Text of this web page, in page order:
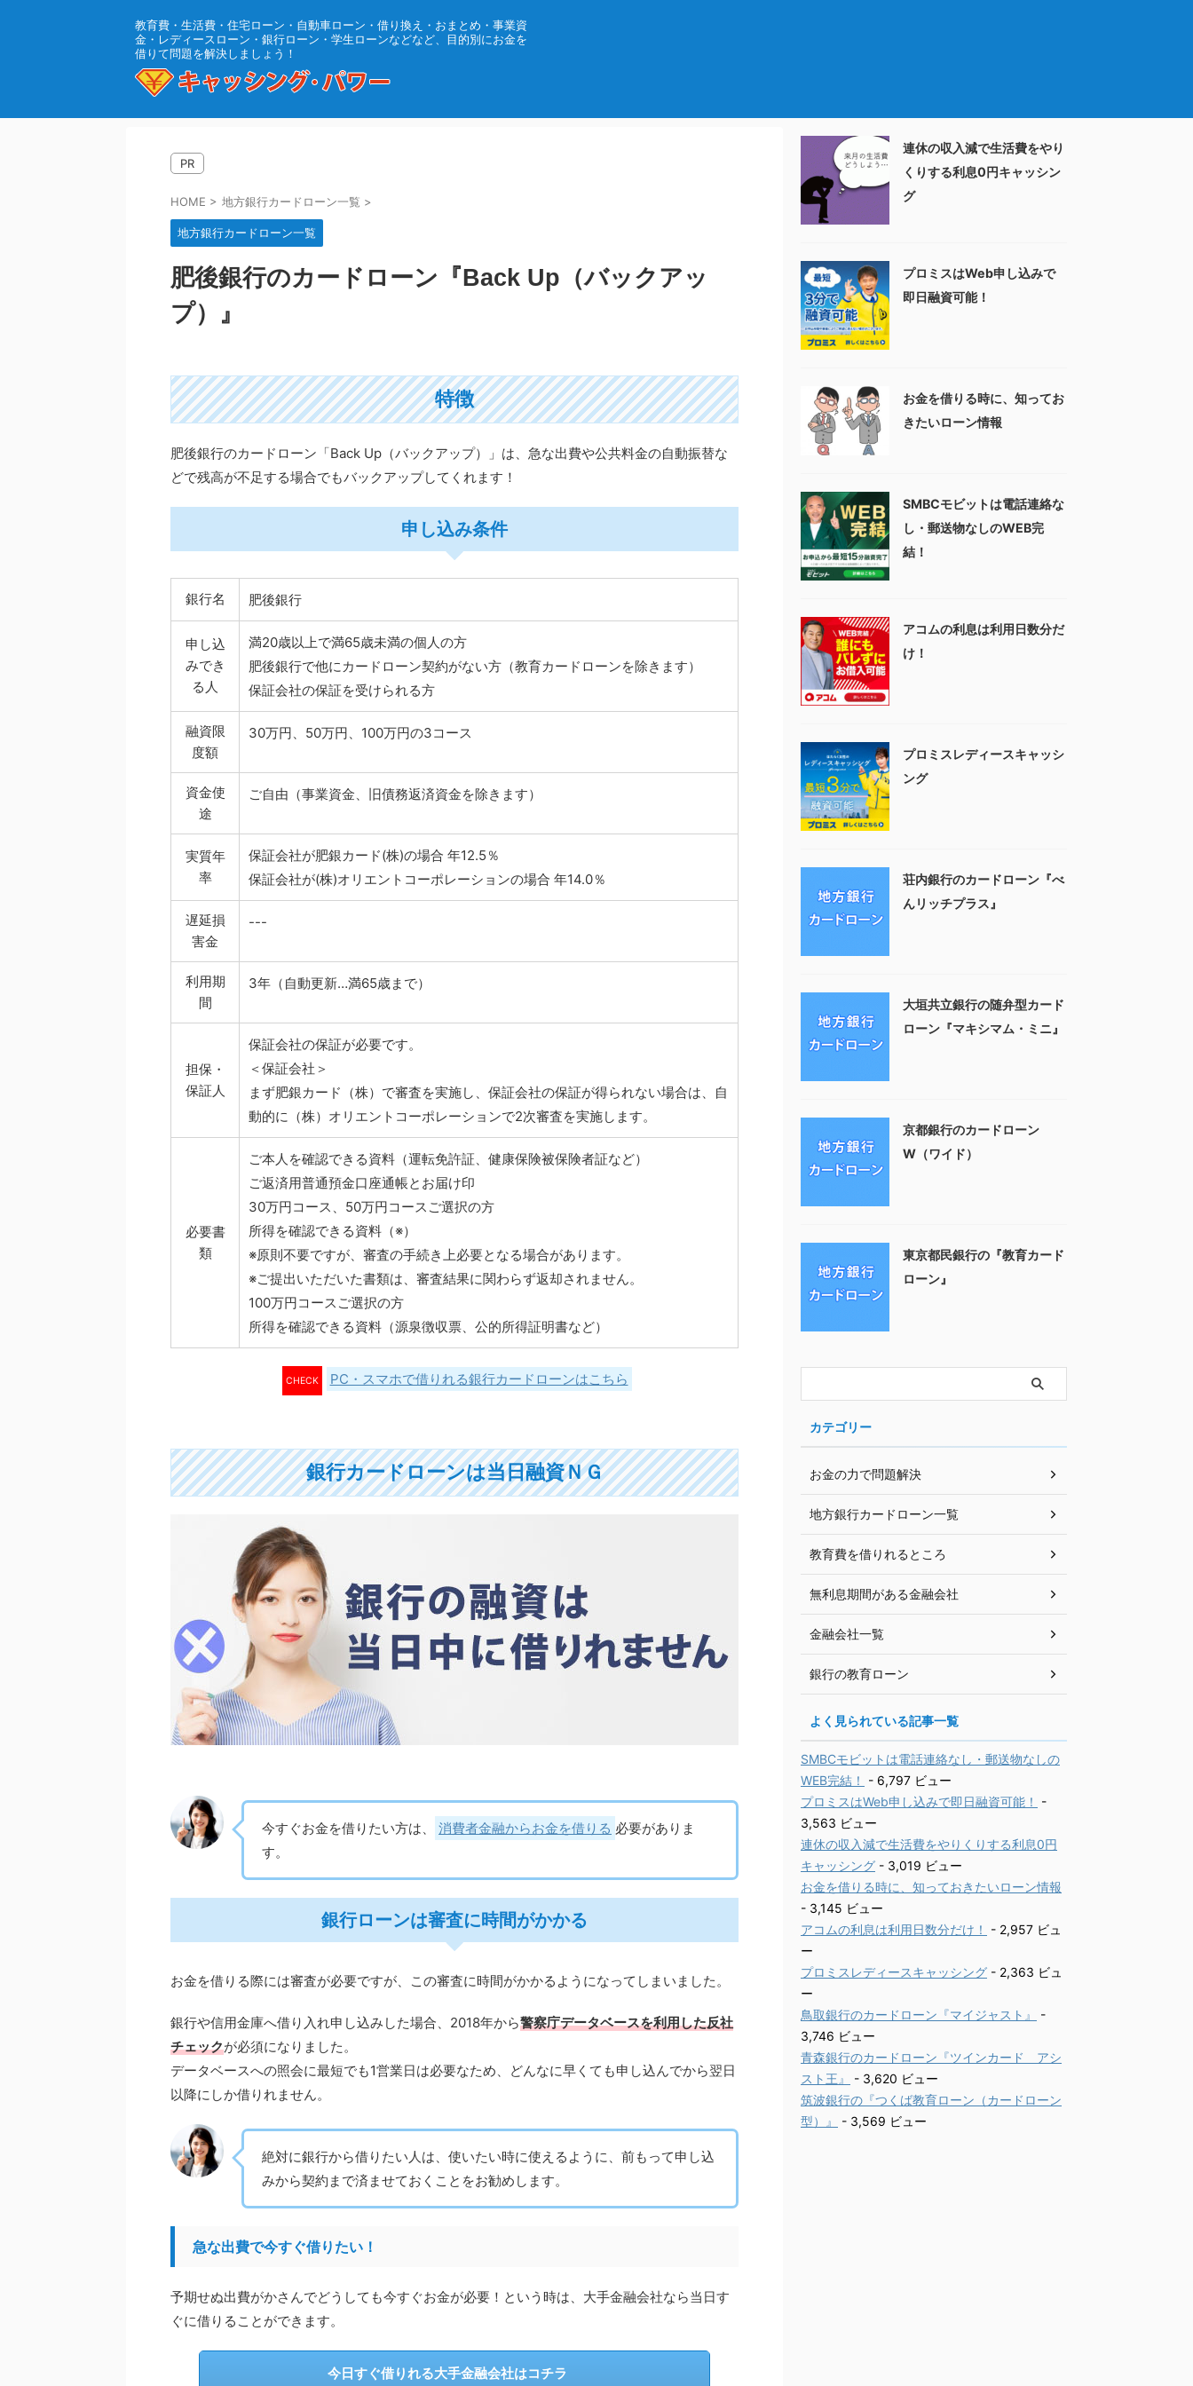
教育費・生活費・住宅ローン・自動車ローン・借り換え・おまとめ・事業資
金・レディースローン・銀行ローン・学生ローンなどなど、目的別にお金を
借りて問題を解決しましょう！
PR
HOME > 地方銀行カードローン一覧 >
地方銀行カードローン一覧
肥後銀行のカードローン『Back Up（バックアッ
プ）』
特徴
肥後銀行のカードローン「Back Up（バックアップ）」は、急な出費や公共料金の自動振替な
どで残高が不足する場合でもバックアップしてくれます！
申し込み条件
銀行名 肥後銀行
申し込
みでき
る人
満20歳以上で満65歳未満の個人の方
肥後銀行で他にカードローン契約がない方（教育カードローンを除きます）
保証会社の保証を受けられる方
融資限
度額
30万円、50万円、100万円の3コース
資金使
途
ご自由（事業資金、旧債務返済資金を除きます）
実質年
率
保証会社が肥銀カード(株)の場合 年12.5％
保証会社が(株)オリエントコーポレーションの場合 年14.0％
遅延損
害金
---
利用期
間
3年（自動更新…満65歳まで）
担保・
保証人
保証会社の保証が必要です。
＜保証会社＞
まず肥銀カード（株）で審査を実施し、保証会社の保証が得られない場合は、自
動的に（株）オリエントコーポレーションで2次審査を実施します。
必要書
類
ご本人を確認できる資料（運転免許証、健康保険被保険者証など）
ご返済用普通預金口座通帳とお届け印
30万円コース、50万円コースご選択の方
所得を確認できる資料（※）
※原則不要ですが、審査の手続き上必要となる場合があります。
※ご提出いただいた書類は、審査結果に関わらず返却されません。
100万円コースご選択の方
所得を確認できる資料（源泉徴収票、公的所得証明書など）
CHECK PC・スマホで借りれる銀行カードローンはこちら
銀行カードローンは当日融資ＮＧ
今すぐお金を借りたい方は、 消費者金融からお金を借りる 必要がありま
す。
銀行ローンは審査に時間がかかる
お金を借りる際には審査が必要ですが、この審査に時間がかかるようになってしまいました。
銀行や信用金庫へ借り入れ申し込みした場合、2018年から警察庁データベースを利用した反社
チェックが必須になりました。
データベースへの照会に最短でも1営業日は必要なため、どんなに早くても申し込んでから翌日
以降にしか借りれません。
絶対に銀行から借りたい人は、使いたい時に使えるように、前もって申し込
みから契約まで済ませておくことをお勧めします。
急な出費で今すぐ借りたい！
予期せぬ出費がかさんでどうしても今すぐお金が必要！という時は、大手金融会社なら当日す
ぐに借りることができます。
今日すぐ借りれる大手金融会社はコチラ
連休の収入減で生活費をやり
くりする利息0円キャッシン
グ
プロミスはWeb申し込みで
即日融資可能！
お金を借りる時に、知ってお
きたいローン情報
SMBCモビットは電話連絡な
し・郵送物なしのWEB完
結！
アコムの利息は利用日数分だ
け！
プロミスレディースキャッシ
ング
荘内銀行のカードローン『べ
んリッチプラス』
大垣共立銀行の随弁型カード
ローン『マキシマム・ミニ』
京都銀行のカードローン
W（ワイド）
東京都民銀行の『教育カード
ローン』
カテゴリー
お金の力で問題解決
地方銀行カードローン一覧
教育費を借りれるところ
無利息期間がある金融会社
金融会社一覧
銀行の教育ローン
よく見られている記事一覧
SMBCモビットは電話連絡なし・郵送物なしの
WEB完結！
- 6,797 ビュー
プロミスはWeb申し込みで即日融資可能！
-
3,563 ビュー
連休の収入減で生活費をやりくりする利息0円
キャッシング - 3,019 ビュー
お金を借りる時に、知っておきたいローン情報
- 3,145 ビュー
アコムの利息は利用日数分だけ！
- 2,957 ビュ
ー
プロミスレディースキャッシング - 2,363 ビュ
ー
鳥取銀行のカードローン『マイジャスト』
-
3,746 ビュー
青森銀行のカードローン『ツインカード アシ
スト王』
- 3,620 ビュー
筑波銀行の『つくば教育ローン（カードローン
型）』
- 3,569 ビュー